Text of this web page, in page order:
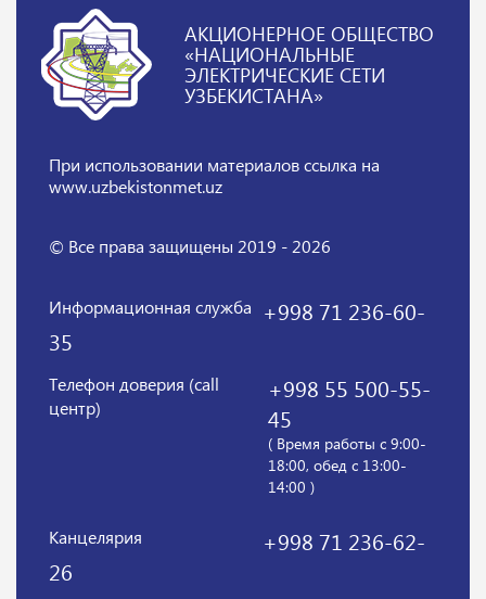
АКЦИОНЕРНОЕ ОБЩЕСТВО
«НАЦИОНАЛЬНЫЕ
ЭЛЕКТРИЧЕСКИЕ СЕТИ
УЗБЕКИСТАНА»
При использовании материаловссылка на
www.uzbekistonmet.uz
© Все права защищены 2019 - 2026
Информационная служба
+998 71 236-60-
35
Телефон доверия (call
центр)
+998 55 500-55-
45
( Время работы с 9:00-
18:00, обед с 13:00-
14:00 )
Канцелярия
+998 71 236-62-
26